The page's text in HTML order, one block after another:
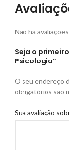
Não há
Seja o
Psicologia”
O seu endereço
obrigatórios são
Sua avaliação